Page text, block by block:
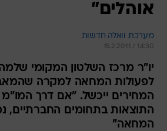
אוהלים"
מערכת וואלה חדשות
15.2.2011 / 14:30
יו"ר מרכז השלטון המקומי
לפעולות המחאה למקרה
המחירים ייכשל. "אם דרך
התוצאות בתחומים החברתיים,
המחאה"